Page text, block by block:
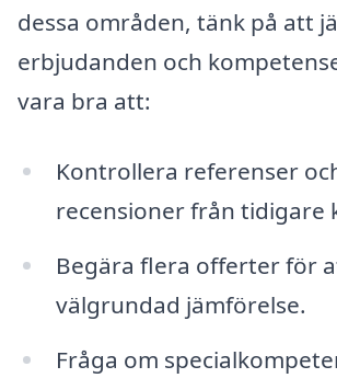
dessa områden, tänk på att
erbjudanden och
vara bra att:
Kontrollera referenser
recensioner från tidigare
Begära flera offerter för
välgrundad jämförelse.
Fråga om